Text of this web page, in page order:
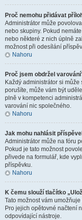
Proč nemohu přidávat
Administrátor může
nebo skupiny. Pokud
nebo některé z nich úplně
možnost při odesílání
Nahoru
Proč jsem obdržel
Každý administrátor si
porušíte, může vám být
plně v kompetenci
varování nic společného.
Nahoru
Jak mohu nahlásit
Administrátor může na fóru
Pokud je tato možnost
přivede na formulář, kde
příspěvku.
Nahoru
K čemu slouží tlačítko
Tato možnost vám
Pro jejich opětovné načtení
odpovídající nástroje.